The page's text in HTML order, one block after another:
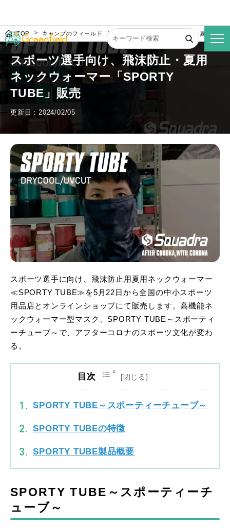
TOP キャンプのフィールド スポーツ選手向け、飛沫防止・夏用ネッ
スポーツ選手向け、飛沫防止・夏用
ネックウォーマー「SPORTY
TUBE」販売
更新日：2024/02/05
スポーツ選手に向け、飛沫防止用夏用ネックウォーマー
≪SPORTY TUBE≫を5月22日から全国の中小スポーツ
用品店とオンラインショップにて販売します。高機能ネ
ックウォーマー型マスク、SPORTY TUBE～スポーティ
ーチューブ～で、アフターコロナのスポーツ文化が変わ
る。
目次
SPORTY TUBE～スポーティーチューブ～
SPORTY TUBEの特徴
SPORTY TUBE製品概要
SPORTY TUBE～スポーティーチ
ューブ～